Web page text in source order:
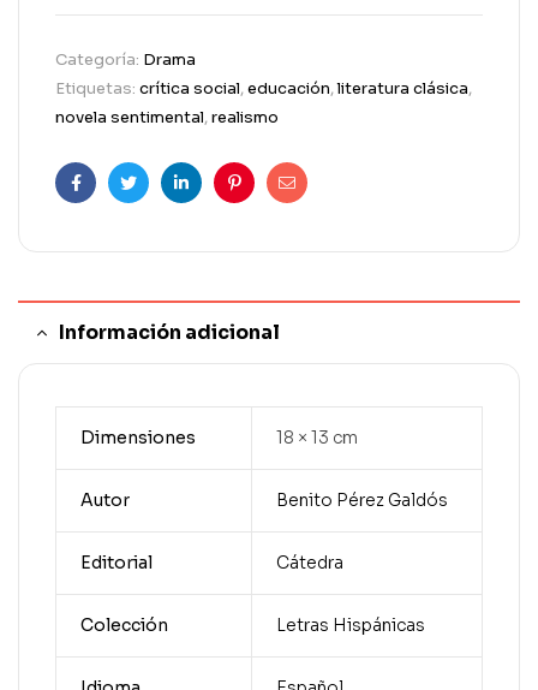
Categoría: Drama
Etiquetas: crítica social,educación,literatura clásica,
novela sentimental,realismo
FacebookTwitterLinkedinPinterestCorreo
Información adicional
Dimensiones 18 × 13 cm
Autor Benito Pérez Galdós
Editorial Cátedra
Colección Letras Hispánicas